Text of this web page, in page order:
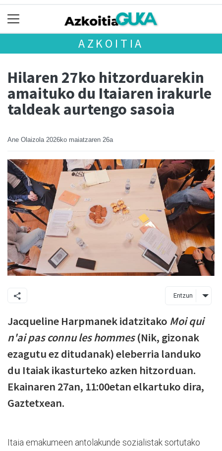
AZKOITIA
Hilaren 27ko hitzorduarekin
amaituko du Itaiaren irakurle
taldeak aurtengo sasoia
Ane Olaizola 2026ko maiatzaren 26a
Entzun
Jacqueline Harpmanek idatzitako Moi qui
n'ai pas connu les hommes(Nik, gizonak
ezagutu ez ditudanak) eleberria landuko
du Itaiak ikasturteko azken hitzorduan.
Ekainaren 27an, 11:00etan elkartuko dira,
Gaztetxean.
Itaia emakumeen antolakunde sozialistak sortutako